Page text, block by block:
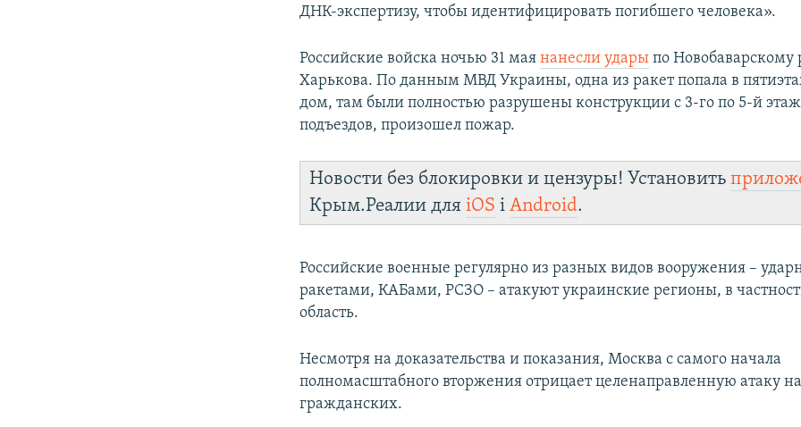
ДНК-экспертизу, чтобы идентифицировать погибшего человека».
Российские войска ночью 31 маянанесли удары по Новобаварскому
Харькова. По данным МВД Украины, одна из ракет попала в
дом, там были полностью разрушены конструкции с 3-го по 5-й
подъездов, произошел пожар.
Новости без блокировки и цензуры! Установить
Крым.Реалии дляiOS іAndroid.
Российские военные регулярно из разных видов вооружения –
ракетами, КАБами, РСЗО – атакуют украинские регионы, в
область.
Несмотря на доказательства и показания, Москва с самого начала
полномасштабного вторжения отрицает целенаправленную атаку на
гражданских.